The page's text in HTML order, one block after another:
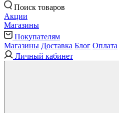
Поиск товаров
Акции
Магазины
Покупателям
Магазины Доставка Блог Оплата
Личный кабинет